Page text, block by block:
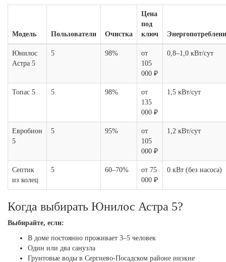
Модель Пользователи Очистка
Цена
под
ключ
Юнилос
Астра 5
5 98%
от
105
000 ₽
0,8–1,0 кВт/сут
Топас 5 5 98%
от
135
000 ₽
1,5 кВт/сут
Евробион
5
5 95%
от
105
000 ₽
1,2 кВт/сут
Септик
из колец
5 60–70%
от 75
000 ₽
0 кВт (без насоса)
Когда выбирать Юнилос Астра 5?
Выбирайте, если:
В доме постоянно проживает 3–5 человек
Один или два санузла
Грунтовые воды в Сергиево-Посадском районе низкие